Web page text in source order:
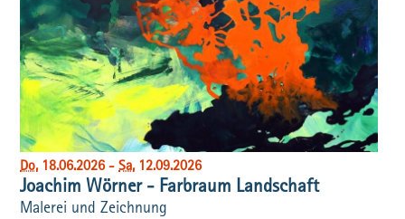
Do, 18.06.2026-Sa, 12.09.2026
Joachim Wörner - Farbraum Landschaft
Malerei und Zeichnung